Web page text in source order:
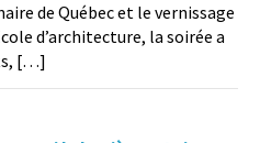
de Québec et le vernissage
d’architecture, la soirée a
[…]